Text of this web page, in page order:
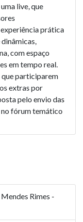
live, que
prática
com espaço
em tempo real.
que participarem
extras por
pelo envio das
fórum temático
Rimes -